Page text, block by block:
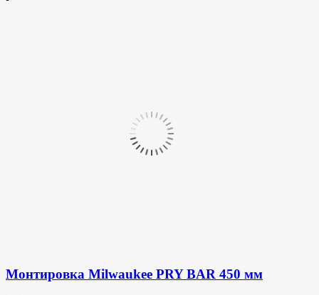
Монтировка Milwaukee PRY BAR 450 мм